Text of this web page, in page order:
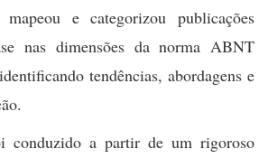
e categorizou publicações
nas dimensões da norma ABNT
tendências, abordagens e
conduzido a partir de um rigoroso